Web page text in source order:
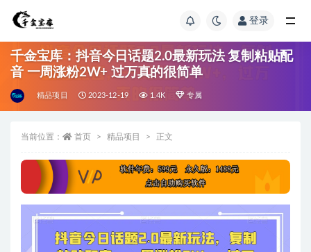
登录
千金宝库：抖音今日话题2.0最新玩法 复制粘贴配
音 一周涨粉2W+ 过万真的很简单
精品项目 2023-12-19 1.4K 专属
当前位置： 首页 精品项目 正文